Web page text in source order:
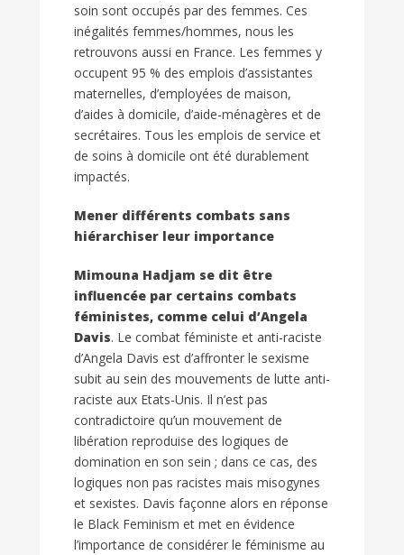
soin sont occupés par des femmes. Ces
inégalités femmes/hommes, nous les
retrouvons aussi en France. Les femmes y
occupent 95 % des emplois d’assistantes
maternelles, d’employées de maison,
d’aides à domicile, d’aide-ménagères et de
secrétaires. Tous les emplois de service et
de soins à domicile ont été durablement
impactés.
Mener différents combats sans
hiérarchiser leur importance
Mimouna Hadjam se dit être
influencée par certains combats
féministes, comme celui d’Angela
Davis. Le combat féministe et anti-raciste
d’Angela Davis est d’affronter le sexisme
subit au sein des mouvements de lutte anti-
raciste aux Etats-Unis. Il n’est pas
contradictoire qu’un mouvement de
libération reproduise des logiques de
domination en son sein ; dans ce cas, des
logiques non pas racistes mais misogynes
et sexistes. Davis façonne alors en réponse
le Black Feminism et met en évidence
l’importance de considérer le féminisme au